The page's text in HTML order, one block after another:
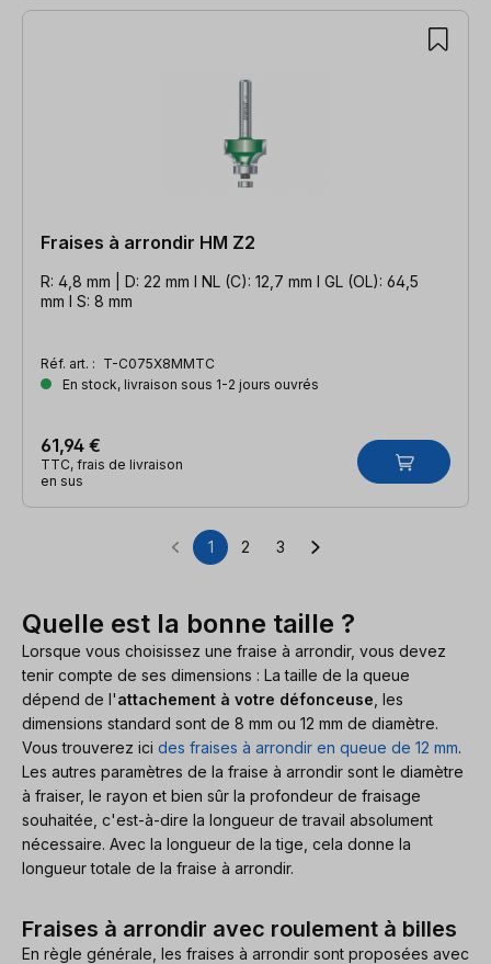
Fraises à arrondir HM Z2
R: 4,8 mm | D: 22 mm l NL (C): 12,7 mm l GL (OL): 64,5
mm l S: 8 mm
Réf. art. : T-C075X8MMTC
En stock, livraison sous 1-2 jours ouvrés
61,94 €
TTC, frais de livraison
en sus
Page
1 Page
2 Page
3
Quelle est la bonne taille ?
Lorsque vous choisissez une fraise à arrondir, vous devez
tenir compte de ses dimensions : La taille de la queue
dépend de l'attachement à votre défonceuse , les
dimensions standard sont de 8 mm ou 12 mm de diamètre.
Vous trouverez ici des fraises à arrondir en queue de 12 mm.
Les autres paramètres de la fraise à arrondir sont le diamètre
à fraiser, le rayon et bien sûr la profondeur de fraisage
souhaitée, c'est-à-dire la longueur de travail absolument
nécessaire. Avec la longueur de la tige, cela donne la
longueur totale de la fraise à arrondir.
Fraises à arrondir avec roulement à billes
En règle générale, les fraises à arrondir sont proposées avec